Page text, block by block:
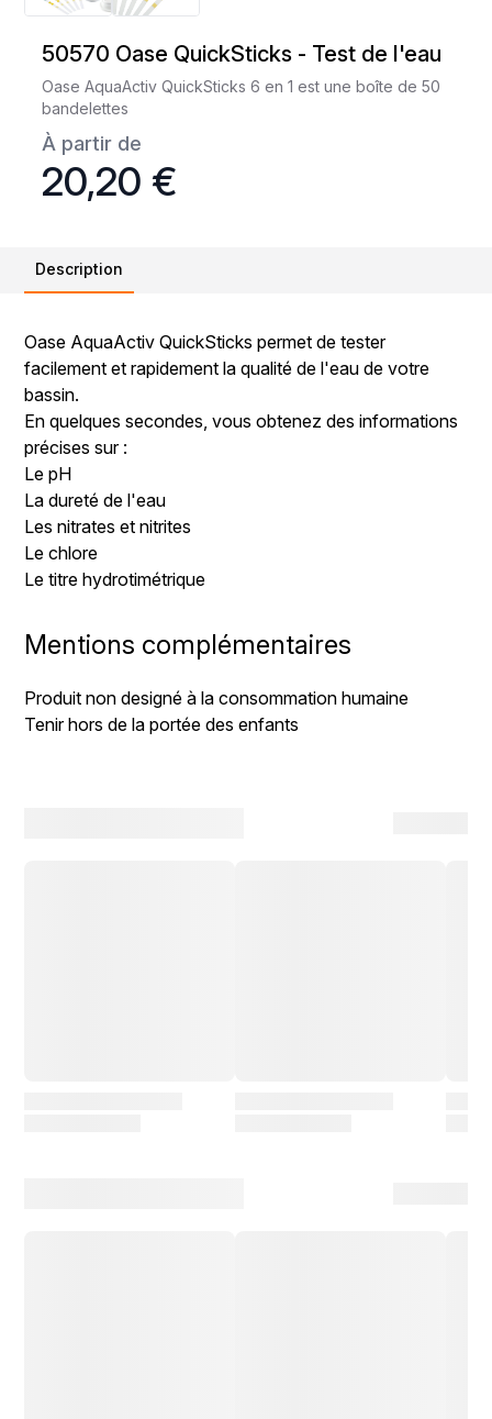
50570 Oase QuickSticks - Test de l'eau
Oase AquaActiv QuickSticks 6 en 1 est une boîte de 50
bandelettes
À partir de
20,20 €
Description
Oase AquaActiv QuickSticks permet de tester
facilement et rapidement la qualité de l'eau de votre
bassin.
En quelques secondes, vous obtenez des informations
précises sur :
Le pH
La dureté de l'eau
Les nitrates et nitrites
Le chlore
Le titre hydrotimétrique
Mentions complémentaires
Produit non designé à la consommation humaine
Tenir hors de la portée des enfants